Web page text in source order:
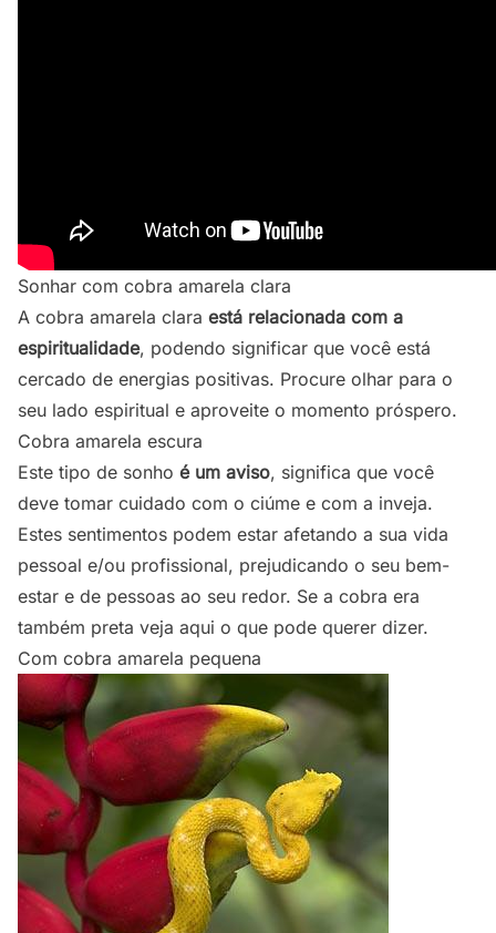
Sonhar com cobra amarela clara
A cobra amarela clara está relacionada com a
espiritualidade, podendo significar que você está
cercado de energias positivas. Procure olhar para o
seu lado espiritual e aproveite o momento próspero.
Cobra amarela escura
Este tipo de sonho é um aviso, significa que você
deve tomar cuidado com o ciúme e com a inveja.
Estes sentimentos podem estar afetando a sua vida
pessoal e/ou profissional, prejudicando o seu bem-
estar e de pessoas ao seu redor. Se a cobra era
também preta veja aqui o que pode querer dizer.
Com cobra amarela pequena